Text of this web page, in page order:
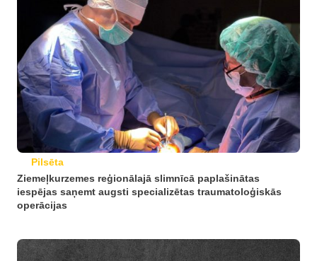
Pilsēta
Ziemeļkurzemes reģionālajā slimnīcā paplašinātas
iespējas saņemt augsti specializētas traumatoloģiskās
operācijas